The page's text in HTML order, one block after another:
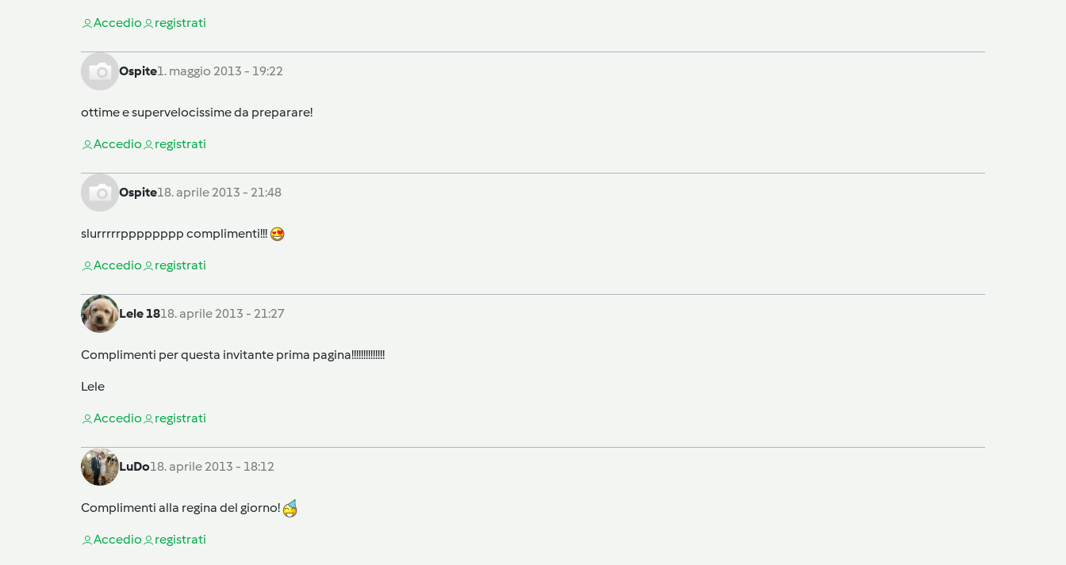
Accedio registrati
Ospite1. maggio 2013 - 19:22
ottime e supervelocissime da preparare!
Accedio registrati
Ospite18. aprile 2013 - 21:48
slurrrrrpppppppp complimenti!!!
Accedio registrati
Lele 1818. aprile 2013 - 21:27
Complimenti per questa invitante prima pagina!!!!!!!!!!!!!!
Lele
Accedio registrati
LuDo18. aprile 2013 - 18:12
Complimenti alla regina del giorno!
Accedio registrati